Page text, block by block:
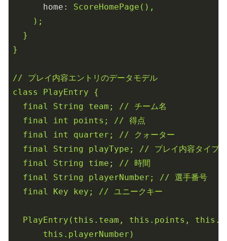
home:
ScoreHomePage(),
);
}
}
//
プレイ内容エントリのデータモデル
class
PlayEntry
{
final
String team; // チーム名
final
int points; // 得点
final
int quarter; //
クォーター
final
String playType; //
プレイ内容タイプ
final
String time; //
時間
final
String playerNumber; // 選手番号
final
Key key; // ユニークキー
PlayEntry(this.team, this.points,
this.playerNumber)